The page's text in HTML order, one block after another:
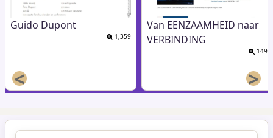
Guido Dupont
1,359
Van EENZAAMHEID naar
VERBINDING
149
< >